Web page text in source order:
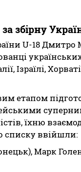
за збірну
U-18
Ізраїлі,
етапом
їхню
списку ввійшли:
Марк